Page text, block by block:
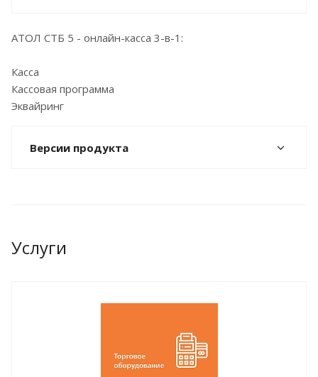
АТОЛ СТБ 5 - онлайн-касса 3-в-1:
Касса
Кассовая программа
Эквайринг
Версии продукта
Услуги